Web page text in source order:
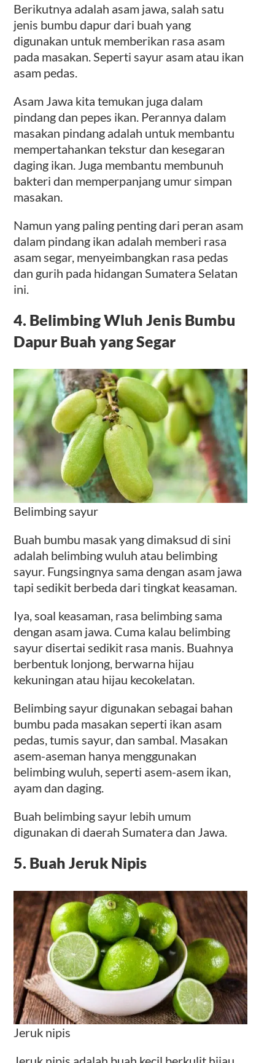
Berikutnya adalah asam jawa, salah satu
jenis bumbu dapur dari buah yang
digunakan untuk memberikan rasa asam
pada masakan. Seperti sayur asam atau ikan
asam pedas.
Asam Jawa kita temukan juga dalam
pindang dan pepes ikan. Perannya dalam
masakan pindang adalah untuk membantu
mempertahankan tekstur dan kesegaran
daging ikan. Juga membantu membunuh
bakteri dan memperpanjang umur simpan
masakan.
Namun yang paling penting dari peran asam
dalam pindang ikan adalah memberi rasa
asam segar, menyeimbangkan rasa pedas
dan gurih pada hidangan Sumatera Selatan
ini.
4. Belimbing Wluh Jenis Bumbu
Dapur Buah yang Segar
Belimbing sayur
Buah bumbu masak yang dimaksud di sini
adalah belimbing wuluh atau belimbing
sayur. Fungsingnya sama dengan asam jawa
tapi sedikit berbeda dari tingkat keasaman.
Iya, soal keasaman, rasa belimbing sama
dengan asam jawa. Cuma kalau belimbing
sayur disertai sedikit rasa manis. Buahnya
berbentuk lonjong, berwarna hijau
kekuningan atau hijau kecokelatan.
Belimbing sayur digunakan sebagai bahan
bumbu pada masakan seperti ikan asam
pedas, tumis sayur, dan sambal. Masakan
asem-aseman hanya menggunakan
belimbing wuluh, seperti asem-asem ikan,
ayam dan daging.
Buah belimbing sayur lebih umum
digunakan di daerah Sumatera dan Jawa.
5. Buah Jeruk Nipis
Jeruk nipis